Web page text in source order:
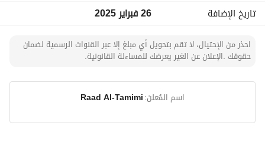
تاريخ الإضافة
26 فبراير 2025
احذر من الإحتيال، لا تقم بتحويل أي مبلغ إلا عبر القنوات الرسمية لضمان
حقوقك .الإعلان عن الغير يعرضك للمساءلة القانونية.
اسم المُعلن:Raad Al-Tamimi